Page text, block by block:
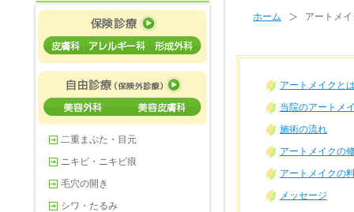
二重まぶた・目元
ニキビ・ニキビ痕
毛穴の開き
シワ・たるみ
ホーム アートメ
アートメイクと
当院のアートメ
施術の流れ
アートメイクの
アートメイクの
メッセージ